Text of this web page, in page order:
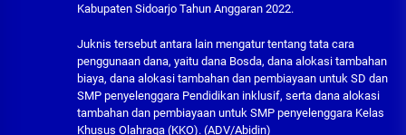
Kabupaten Sidoarjo Tahun Anggaran 2022.
Juknis tersebut antara lain mengatur tentang tata cara
penggunaan dana, yaitu dana Bosda, dana alokasi tambahan
biaya, dana alokasi tambahan dan pembiayaan untuk SD dan
SMP penyelenggara Pendidikan inklusif, serta dana alokasi
tambahan dan pembiayaan untuk SMP penyelenggara Kelas
Khusus Olahraga (KKO). (ADV/Abidin)